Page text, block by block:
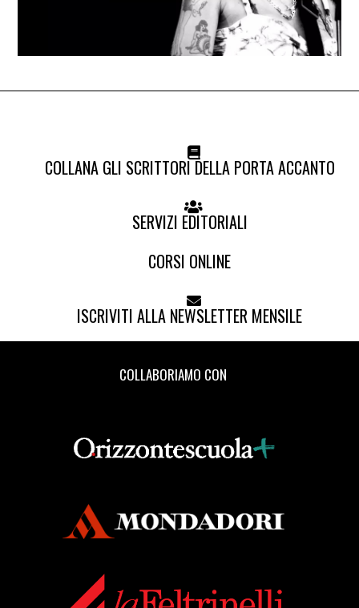
COLLANA GLI SCRITTORI DELLA PORTA ACCANTO
SERVIZI EDITORIALI
CORSI ONLINE
ISCRIVITI ALLA NEWSLETTER MENSILE
COLLABORIAMO CON